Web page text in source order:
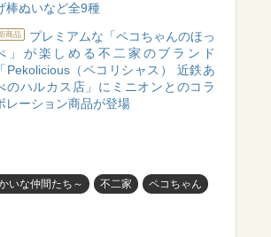
棒ぬいなど全9種
商品
プレミアムな「ペコちゃんのほっ
」が楽しめる不二家のブランド
「Pekolicious（ペコリシャス） 近鉄あ
のハルカス店」にミニオンとのコラ
レーション商品が登場
いな仲間たち～ 不二家 ペコちゃん